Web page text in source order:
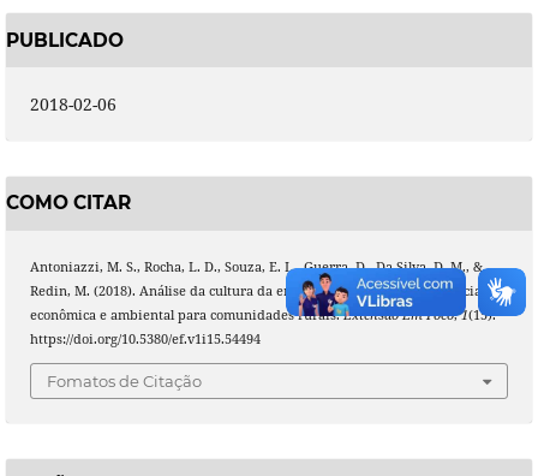
PUBLICADO
2018-02-06
COMO CITAR
Antoniazzi, M. S., Rocha, L. D., Souza, E. L., Guerra, D., Da Silva, D. M., &
Redin, M. (2018). Análise da cultura da erva-mate como alternativa social,
econômica e ambiental para comunidades rurais.Extensão Em Foco,1(15).
https://doi.org/10.5380/ef.v1i15.54494
Fomatos de Citação